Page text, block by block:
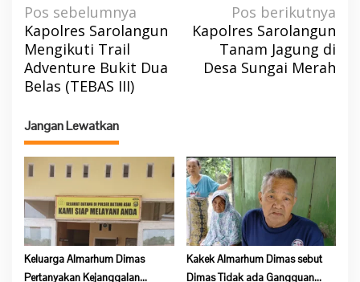
N
a
v
i
a
s
i
p
o
s
Pos sebelumnya
Kapolres Sarolangun
Mengikuti Trail
Adventure Bukit Dua
Belas (TEBAS III)
Pos berikutnya
Kapolres Sarolangun
Tanam Jagung di
Desa Sungai Merah
Jangan Lewatkan
Keluarga Almarhum Dimas
Pertanyakan Kejanggalan
Kakek Almarhum Dimas sebut
Dimas Tidak ada Gangguan